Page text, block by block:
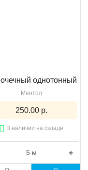
однотонный
Ментол
250.00 р.
В наличии на складе
+